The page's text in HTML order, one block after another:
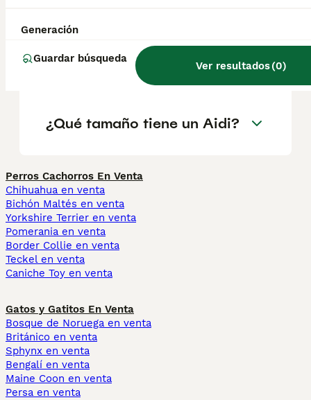
Generación
Guardar búsqueda
Ver resultados(0)
¿Cuál es la esperanza de
vida de un Aidi?
¿Qué tamaño tiene un Aidi?
Perros Cachorros En Venta
Chihuahua en venta
Bichón Maltés en venta
Yorkshire Terrier en venta
Pomerania en venta
Border Collie en venta
Teckel en venta
Caniche Toy en venta
Gatos y Gatitos En Venta
Bosque de Noruega en venta
Británico en venta
Sphynx en venta
Bengalí en venta
Maine Coon en venta
Persa en venta